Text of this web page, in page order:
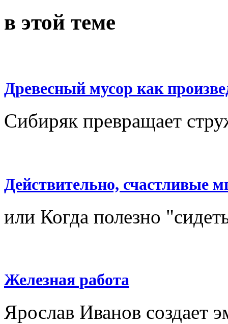
в этой теме
Древесный мусор как
Сибиряк превращает
Действительно, счастливые
или Когда полезно
Железная работа
Ярослав Иванов создает